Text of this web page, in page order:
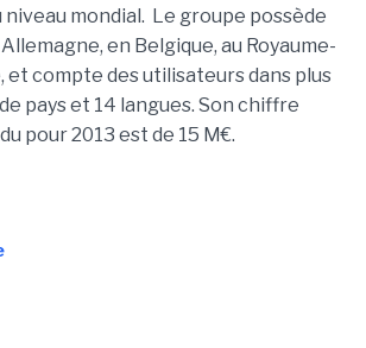
mondial. Le groupe possède
en Belgique, au Royaume-
et compte des utilisateurs dans plus
pays et 14 langues. Son chiffre
pour 2013 est de 15 M€.